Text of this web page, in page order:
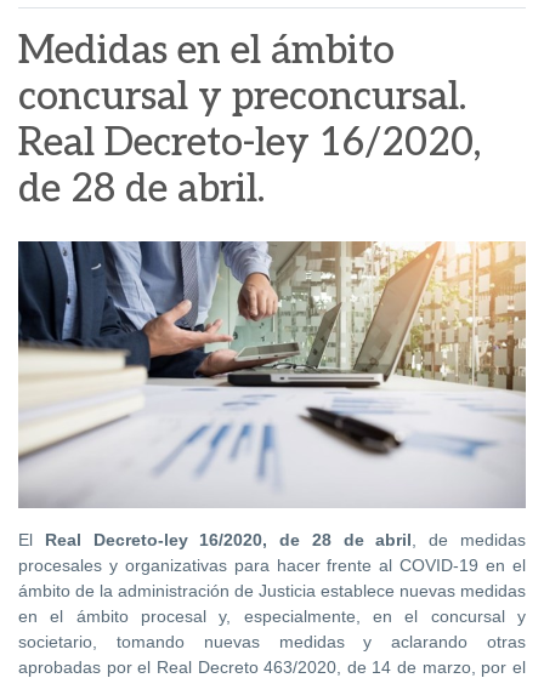
Medidas en el ámbito
concursal y preconcursal.
Real Decreto-ley 16/2020,
de 28 de abril.
El Real Decreto-ley 16/2020, de 28 de abril , de medidas
procesales y organizativas para hacer frente al COVID-19 en el
ámbito de la administración de Justicia establece nuevas medidas
en el ámbito procesal y, especialmente, en el concursal y
societario, tomando nuevas medidas y aclarando otras
aprobadas por el Real Decreto 463/2020, de 14 de marzo, por el